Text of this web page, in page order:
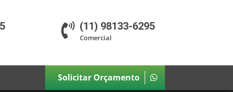
 (11) 98133-6295
Comercial
Solicitar Orçamento